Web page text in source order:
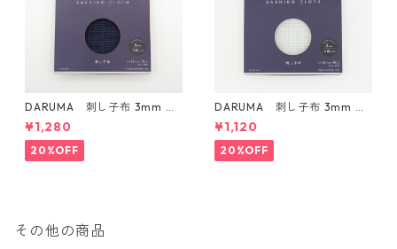
DARUMA 刺し子布 3mm 方
眼ガイドタイプ Col.3 紺
¥1,280
20%OFF
DARUMA 刺し子布 3mm 方
眼ガイドタイプ Col.1 白
¥1,120
20%OFF
その他の商品